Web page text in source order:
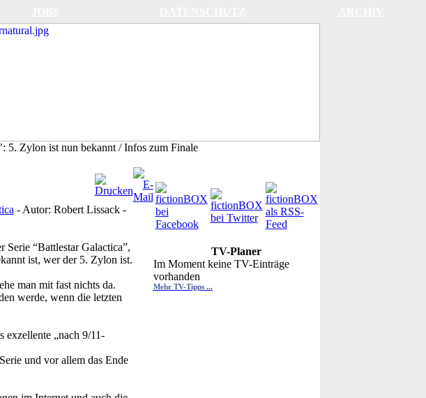
5. Zylon ist nun bekannt / Infos zum Finale
- Autor: Robert Lissack-
“Battlestar Galactica”,
ist, wer der 5. Zylon ist.
man mit fast nichts da.
werde, wenn die letzten
exzellente „nach 9/11-
und vor allem das Ende
TV-Planer
Im Moment keine TV-Einträge
vorhanden
Mehr TV-Tipps ...